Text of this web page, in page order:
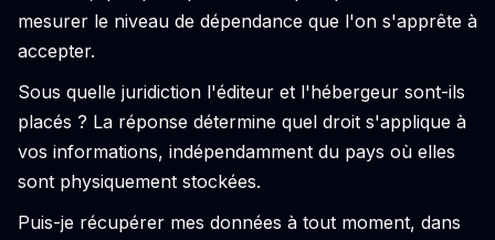
mesurer le niveau de dépendance que l'on s'apprête à
accepter.
Sous quelle juridiction l'éditeur et l'hébergeur sont-ils
placés ? La réponse détermine quel droit s'applique à
vos informations, indépendamment du pays où elles
sont physiquement stockées.
Puis-je récupérer mes données à tout moment, dans